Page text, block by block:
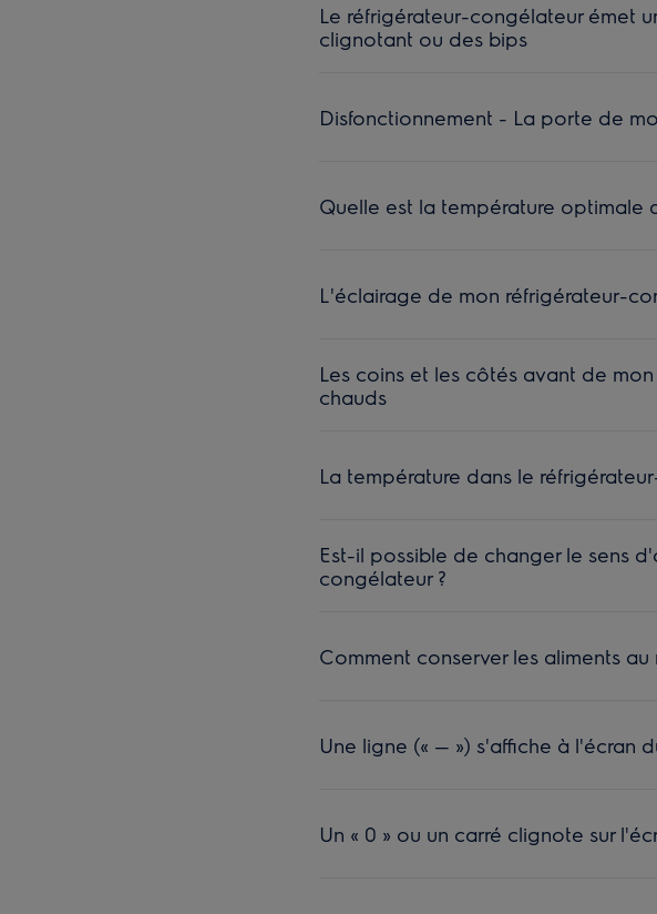
Le réfrigérateur-congélateur émet
clignotant ou des bips
Disfonctionnement - La porte de
Quelle est la température optimale
L'éclairage de mon réfrigérateur-
Les coins et les côtés avant de
chauds
La température dans le
Est-il possible de changer le sens
congélateur ?
Comment conserver les aliments
Une ligne (« — ») s'affiche à l'écran
Un « 0 » ou un carré clignote sur